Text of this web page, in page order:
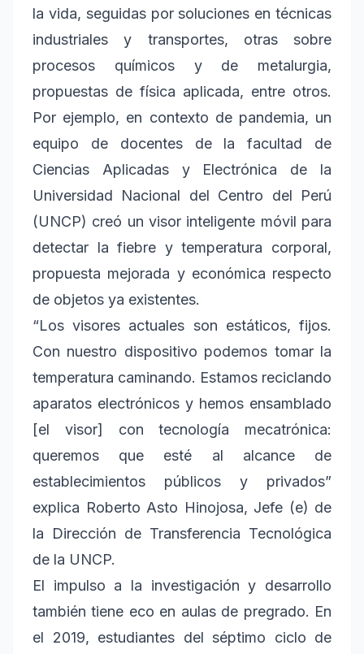
la vida, seguidas por soluciones en técnicas
industriales y transportes, otras sobre
procesos químicos y de metalurgia,
propuestas de física aplicada, entre otros.
Por ejemplo, en contexto de pandemia, un
equipo de docentes de la facultad de
Ciencias Aplicadas y Electrónica de la
Universidad Nacional del Centro del Perú
(UNCP) creó un visor inteligente móvil para
detectar la fiebre y temperatura corporal,
propuesta mejorada y económica respecto
de objetos ya existentes.
“Los visores actuales son estáticos, fijos.
Con nuestro dispositivo podemos tomar la
temperatura caminando. Estamos reciclando
aparatos electrónicos y hemos ensamblado
[el visor] con tecnología mecatrónica:
queremos que esté al alcance de
establecimientos públicos y privados”
explica Roberto Asto Hinojosa, Jefe (e) de
la Dirección de Transferencia Tecnológica
de la UNCP.
El impulso a la investigación y desarrollo
también tiene eco en aulas de pregrado. En
el 2019, estudiantes del séptimo ciclo de